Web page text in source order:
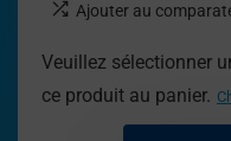
Ajouter au
Veuillez sélectionner
ce produit au panier.